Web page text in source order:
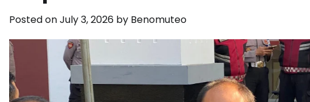
Posted onJuly 3, 2026 by Benomuteo